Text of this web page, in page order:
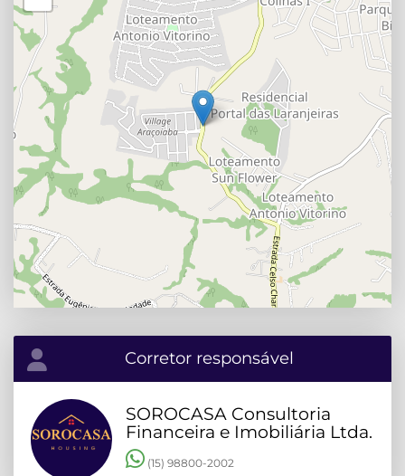
Corretor responsável
SOROCASA Consultoria
Financeira e Imobiliária Ltda.
(15) 98800-2002